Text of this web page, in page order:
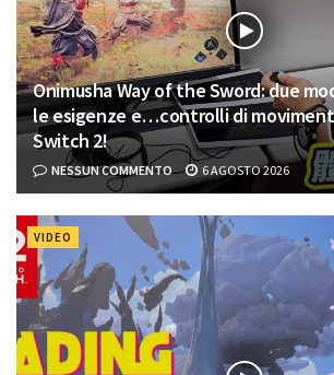
Onimusha Way of the Sword: due
le esigenze e…controlli di
Switch 2!
NESSUN COMMENTO 6 AGOSTO 2026
VIDEO